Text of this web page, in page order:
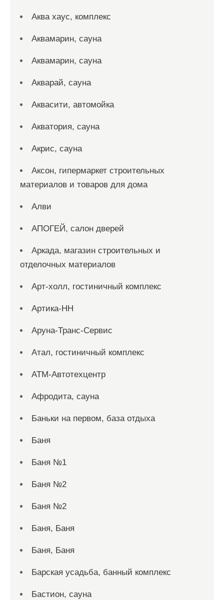
Аква хаус, комплекс
Аквамарин, сауна
Аквамарин, сауна
Акварай, сауна
Аквасити, автомойка
Акватория, сауна
Акрис, сауна
Аксон, гипермаркет строительных
материалов и товаров для дома
Алви
АПОГЕЙ, салон дверей
Аркада, магазин строительных и
отделочных материалов
Арт-холл, гостиничный комплекс
Артика-НН
Аруна-Транс-Сервис
Атал, гостиничный комплекс
АТМ-Автотехцентр
Афродита, сауна
Баньки на первом, база отдыха
Баня
Баня №1
Баня №2
Баня №2
Баня, Баня
Баня, Баня
Барская усадьба, банный комплекс
Бастион, сауна